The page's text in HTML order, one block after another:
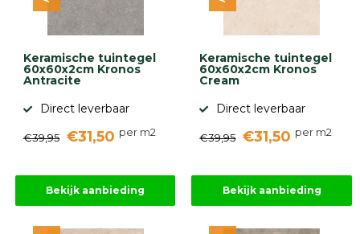
Keramische tuintegel
60x60x2cm Kronos
Antracite
Direct leverbaar
€39,95 €31,50 per m2
Bekijk aanbieding
Keramische tuintegel
60x60x2cm Kronos
Cream
Direct leverbaar
€39,95 €31,50 per m2
Bekijk aanbieding